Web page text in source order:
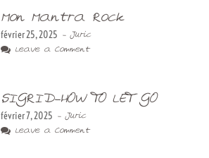
Mon Mantra Rock
février 25, 2025 - Juric
Leave a Comment
SIGRID-HOW TO LET GO
février 7, 2025 - Juric
Leave a Comment